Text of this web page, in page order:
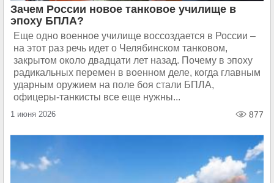
Зачем России новое танковое училище в
эпоху БПЛА?
Еще одно военное училище воссоздается в России –
на этот раз речь идет о Челябинском танковом,
закрытом около двадцати лет назад. Почему в эпоху
радикальных перемен в военном деле, когда главным
ударным оружием на поле боя стали БПЛА,
офицеры-танкисты все еще нужны...
1 июня 2026 877